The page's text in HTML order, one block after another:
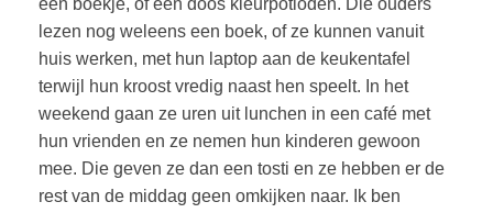
een boekje, of een doos kleurpotloden. Die ouders
lezen nog weleens een boek, of ze kunnen vanuit
huis werken, met hun laptop aan de keukentafel
terwijl hun kroost vredig naast hen speelt. In het
weekend gaan ze uren uit lunchen in een café met
hun vrienden en ze nemen hun kinderen gewoon
mee. Die geven ze dan een tosti en ze hebben er de
rest van de middag geen omkijken naar. Ik ben